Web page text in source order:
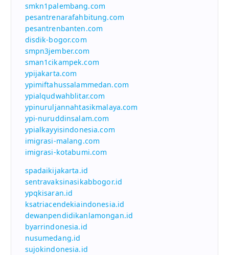
smkn1palembang.com
pesantrenarafahbitung.com
pesantrenbanten.com
disdik-bogor.com
smpn3jember.com
sman1cikampek.com
ypijakarta.com
ypimiftahussalammedan.com
ypialqudwahblitar.com
ypinuruljannahtasikmalaya.com
ypi-nuruddinsalam.com
ypialkayyisindonesia.com
imigrasi-malang.com
imigrasi-kotabumi.com
spadaikijakarta.id
sentravaksinasikabbogor.id
ypqkisaran.id
ksatriacendekiaindonesia.id
dewanpendidikanlamongan.id
byarrindonesia.id
nusumedang.id
sujokindonesia.id